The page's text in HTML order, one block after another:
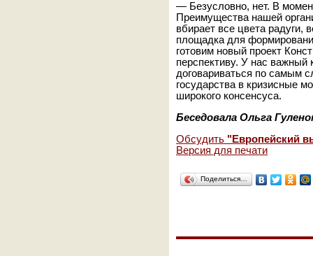
— Безусловно, нет. В
Преимущества нашей
вбирает все цвета радуги,
площадка для
готовим новый проект
перспективу. У нас
договариваться по самым
государства в кризисные
широкого консенсуса.
Беседовала Ольга
Обсудить "Европейский
Версия для печати
Поделиться…